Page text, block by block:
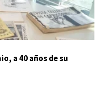
a 40 años de su